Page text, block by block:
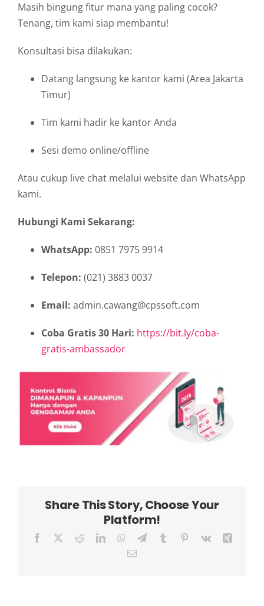
Masih bingung fitur mana yang paling cocok?
Tenang, tim kami siap membantu!
Konsultasi bisa dilakukan:
Datang langsung ke kantor kami (Area Jakarta
Timur)
Tim kami hadir ke kantor Anda
Sesi demo online/offline
Atau cukup live chat melalui website dan WhatsApp
kami.
Hubungi Kami Sekarang:
WhatsApp: 0851 7975 9914
Telepon: (021) 3883 0037
Email: admin.cawang@cpssoft.com
Coba Gratis 30 Hari: https://bit.ly/coba-
gratis-ambassador
Share This Story, Choose Your
Platform!
Facebook RedditLinkedInWhatsApp
TelegramTumblr Pinterest
Vk
Email